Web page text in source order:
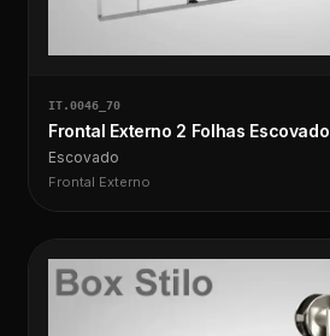
IT.0046_70
Frontal Externo 2 Folhas Escovado
Escovado
Frontal Externo